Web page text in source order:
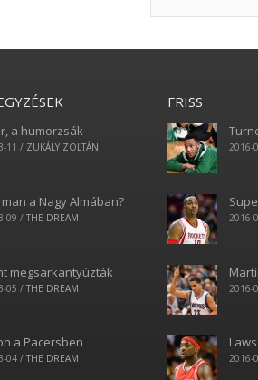
a humorzsák
11 / ZUKÁLY ZOLTÁN
a Nagy Almában?
09 / THE DREAM
megsarkantyúzták
05 / THE DREAM
a Pacersben
04 / THE DREAM
FRISS
2016-
2016-
2016-
2016-